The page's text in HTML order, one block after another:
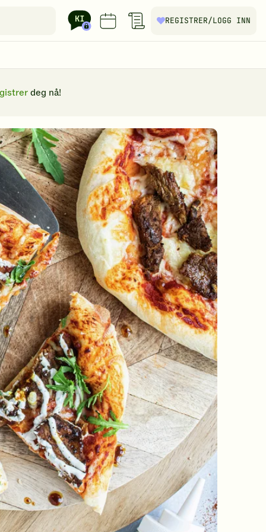
REGISTRER/LOGG INN
deg nå!